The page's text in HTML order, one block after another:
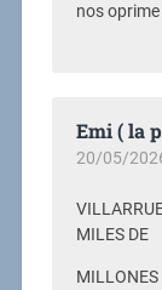
nos
Emi ( la
20/05/
MILES DE
MILLONES